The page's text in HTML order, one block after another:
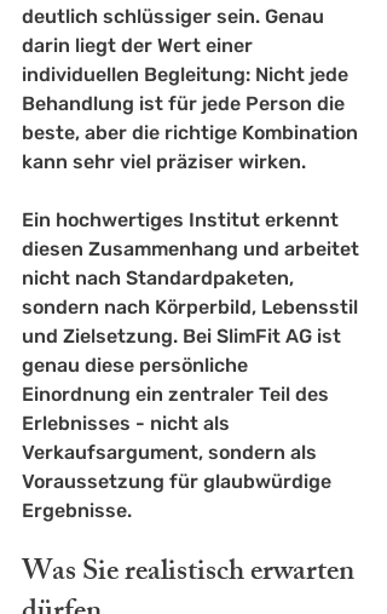
deutlich schlüssiger sein. Genau
darin liegt der Wert einer
individuellen Begleitung: Nicht jede
Behandlung ist für jede Person die
beste, aber die richtige Kombination
kann sehr viel präziser wirken.
Ein hochwertiges Institut erkennt
diesen Zusammenhang und arbeitet
nicht nach Standardpaketen,
sondern nach Körperbild, Lebensstil
und Zielsetzung. Bei SlimFit AG ist
genau diese persönliche
Einordnung ein zentraler Teil des
Erlebnisses - nicht als
Verkaufsargument, sondern als
Voraussetzung für glaubwürdige
Ergebnisse.
Was Sie realistisch erwarten